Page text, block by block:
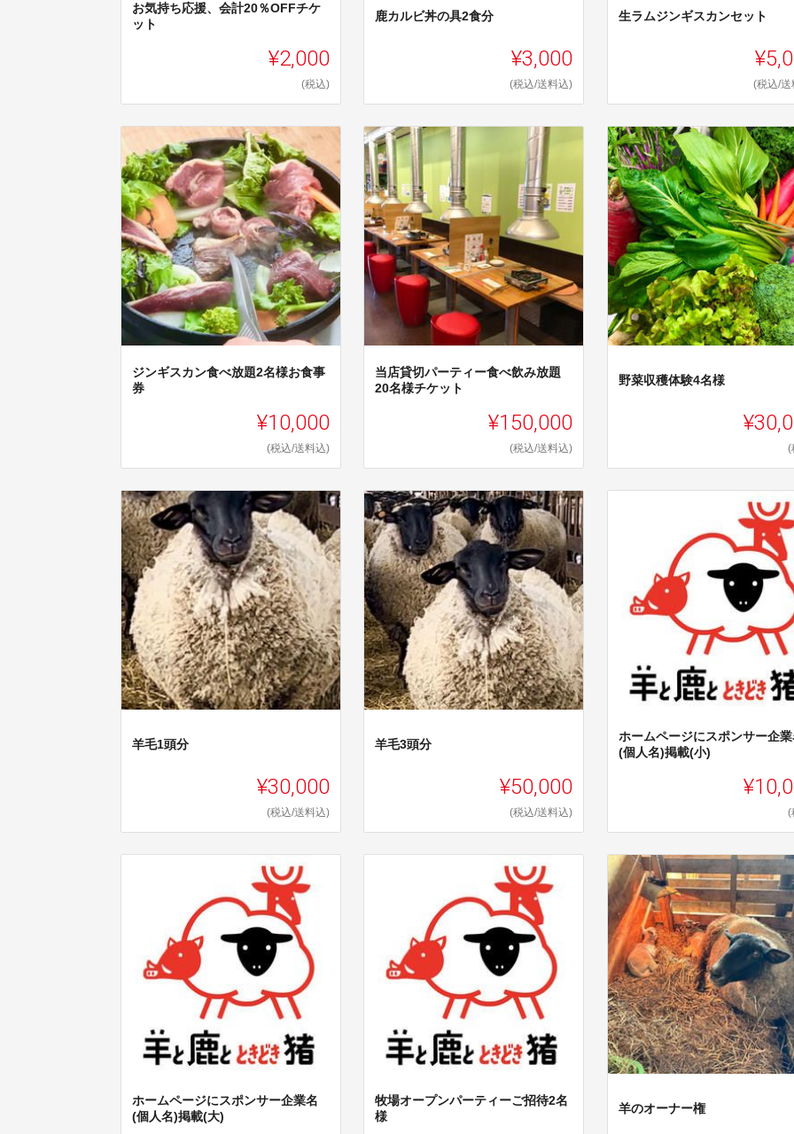
お気持ち応援、会計20％OFFチケ
ット
¥2,000
(税込)
鹿カルビ丼の具2食分
¥3,000
(税込/送料込)
生ラムジンギスカンセット
(税込/送
ジンギスカン食べ放題2名様お食事
券
¥10,000
(税込/送料込)
当店貸切パーティー食べ飲み放題
20名様チケット
¥150,000
(税込/送料込)
野菜収穫体験4名様
(
羊毛1頭分
¥30,000
(税込/送料込)
羊毛3頭分
¥50,000
(税込/送料込)
ホームページにスポンサー企
(個人名)掲載(小)
(
ホームページにスポンサー企業名
(個人名)掲載(大)
牧場オープンパーティーご招待2名
様
羊のオーナー権